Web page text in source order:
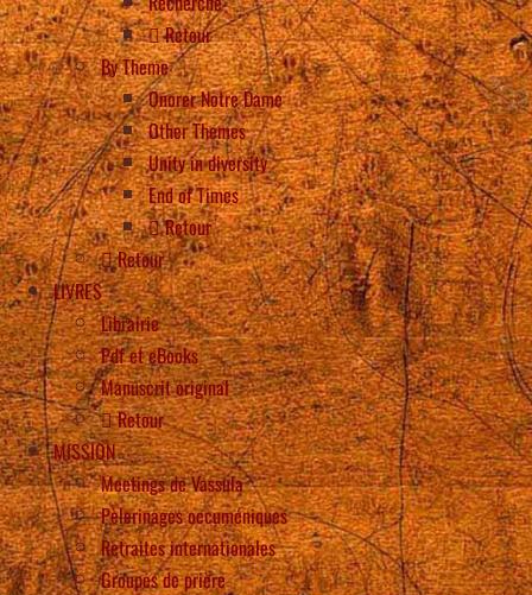
Retour
By Theme
Onorer Notre Dame
Other Themes
Unity in diversity
End of Times
Retour
Retour
LIVRES
Librairie
Pdf et eBooks
Manuscrit original
Retour
MISSION
Meetings de Vassula
Pèlerinages oecuméniques
Retraites internationales
Groupes de prière